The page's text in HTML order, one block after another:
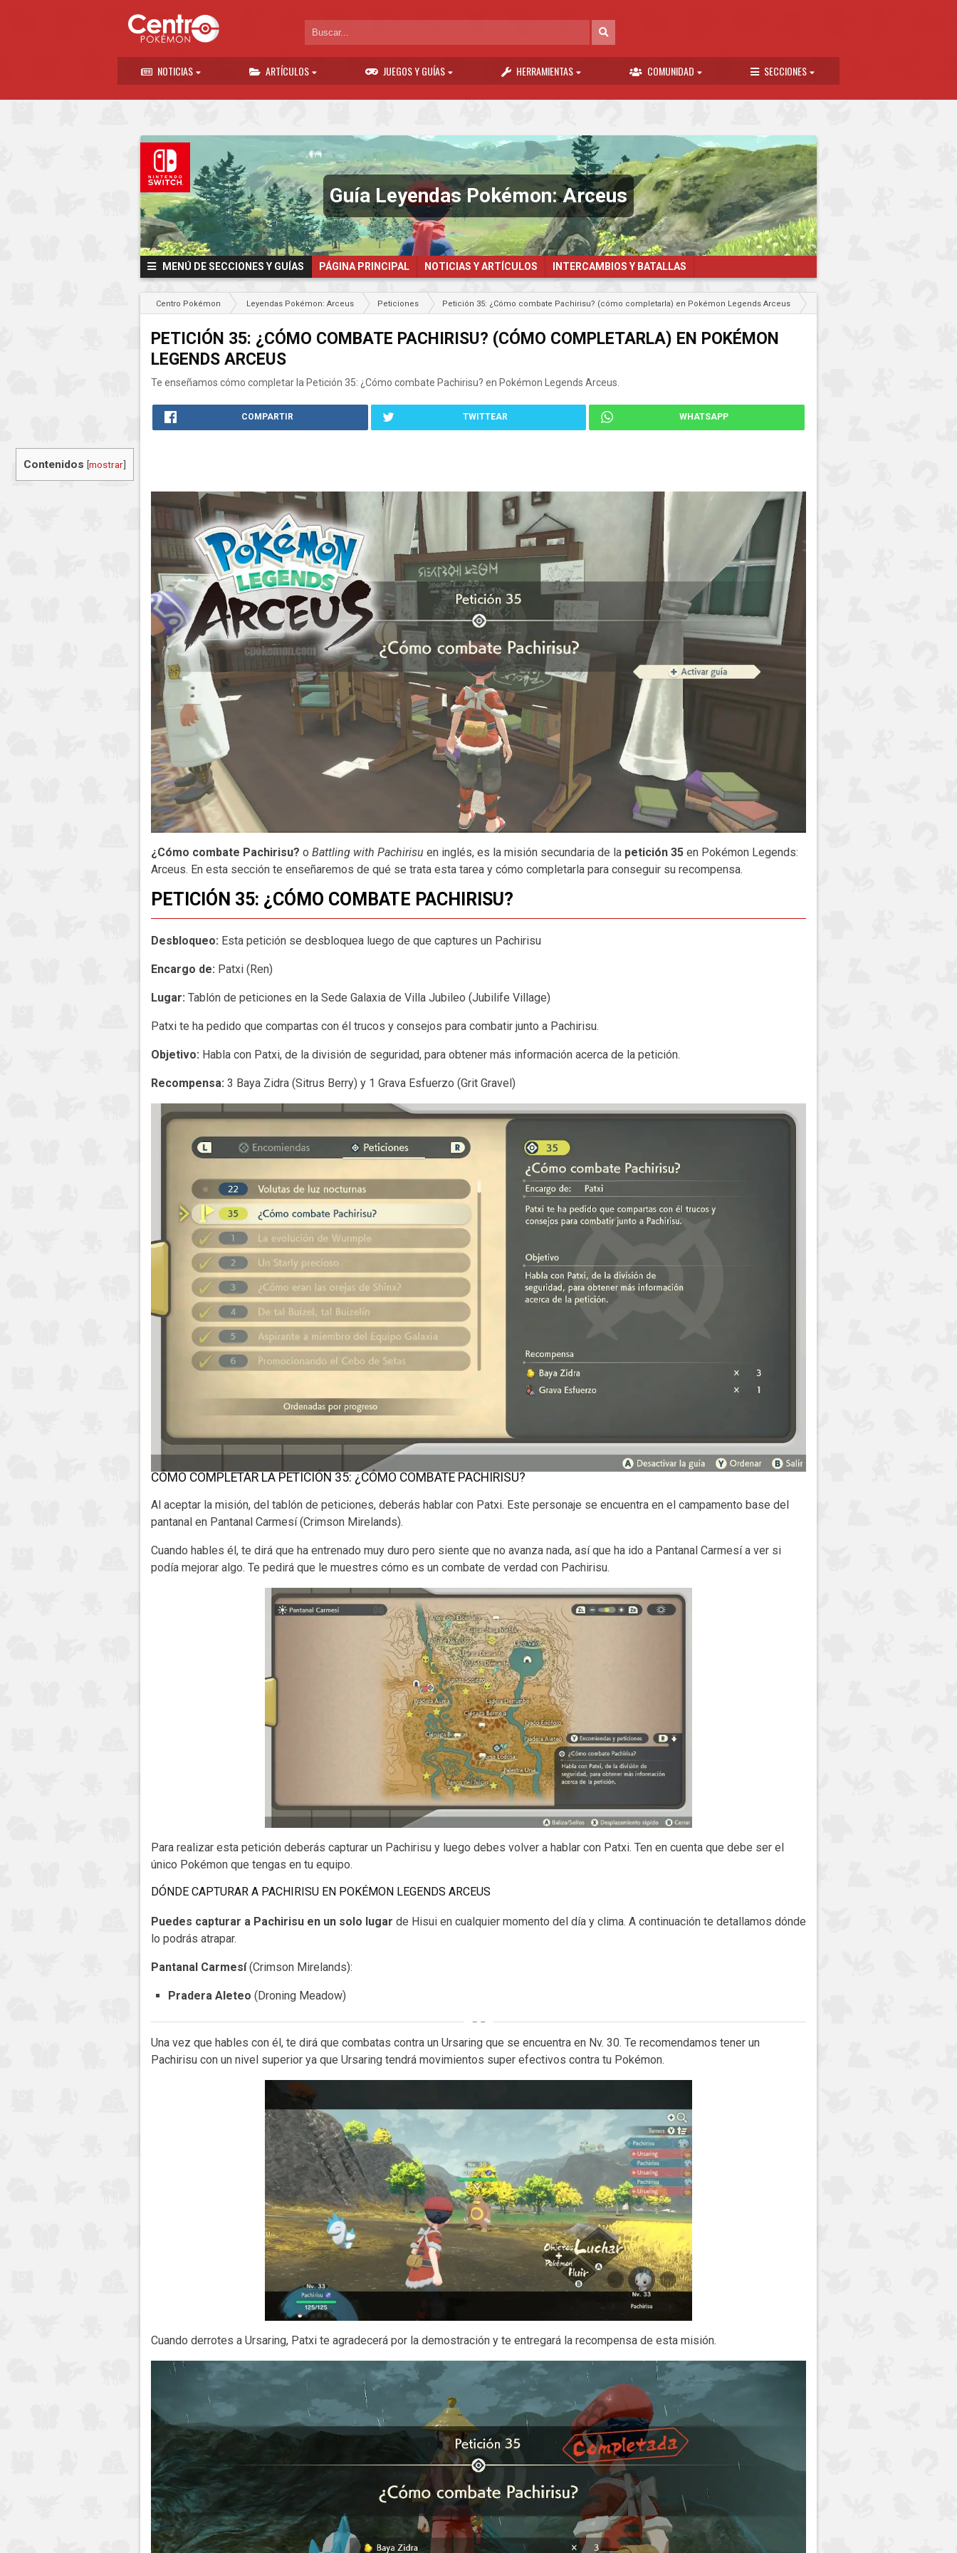
NOTICIAS ARTÍCULOS JUEGOS Y GUÍAS HERRAMIENTAS COMUNIDAD SECCIONES
Guía Leyendas Pokémon: Arceus
MENÚ DE SECCIONES Y GUÍAS PÁGINA PRINCIPAL NOTICIAS Y ARTÍCULOS INTERCAMBIOS Y BATALLAS
Centro Pokémon Leyendas Pokémon: Arceus Peticiones Petición 35: ¿Cómo combate Pachirisu? (cómo completarla) en Pokémon Legends Arceus
PETICIÓN 35: ¿CÓMO COMBATE PACHIRISU? (CÓMO COMPLETARLA) EN POKÉMON
LEGENDS ARCEUS
Te enseñamos cómo completar la Petición 35: ¿Cómo combate Pachirisu? en Pokémon Legends Arceus.
COMPARTIR TWITTEAR WHATSAPP
Contenidos [mostrar]
¿Cómo combate Pachirisu? o Battling with Pachirisu en inglés, es la misión secundaria de la petición 35 en Pokémon Legends:
Arceus. En esta sección te enseñaremos de qué se trata esta tarea y cómo completarla para conseguir su recompensa.
PETICIÓN 35: ¿CÓMO COMBATE PACHIRISU?
Desbloqueo: Esta petición se desbloquea luego de que captures un Pachirisu
Encargo de: Patxi (Ren)
Lugar: Tablón de peticiones en la Sede Galaxia de Villa Jubileo (Jubilife Village)
Patxi te ha pedido que compartas con él trucos y consejos para combatir junto a Pachirisu.
Objetivo: Habla con Patxi, de la división de seguridad, para obtener más información acerca de la petición.
Recompensa: 3 Baya Zidra (Sitrus Berry) y 1 Grava Esfuerzo (Grit Gravel)
CÓMO COMPLETAR LA PETICIÓN 35: ¿CÓMO COMBATE PACHIRISU?
Al aceptar la misión, del tablón de peticiones, deberás hablar con Patxi. Este personaje se encuentra en el campamento base del
pantanal en Pantanal Carmesí (Crimson Mirelands).
Cuando hables él, te dirá que ha entrenado muy duro pero siente que no avanza nada, así que ha ido a Pantanal Carmesí a ver si
podía mejorar algo. Te pedirá que le muestres cómo es un combate de verdad con Pachirisu.
Para realizar esta petición deberás capturar un Pachirisu y luego debes volver a hablar con Patxi. Ten en cuenta que debe ser el
único Pokémon que tengas en tu equipo.
DÓNDE CAPTURAR A PACHIRISU EN POKÉMON LEGENDS ARCEUS
Puedes capturar a Pachirisu en un solo lugar de Hisui en cualquier momento del día y clima. A continuación te detallamos dónde
lo podrás atrapar.
Pantanal Carmesí(Crimson Mirelands):
Pradera Aleteo (Droning Meadow)
Una vez que hables con él, te dirá que combatas contra un Ursaring que se encuentra en Nv. 30. Te recomendamos tener un
Pachirisu con un nivel superior ya que Ursaring tendrá movimientos super efectivos contra tu Pokémon.
Cuando derrotes a Ursaring, Patxi te agradecerá por la demostración y te entregará la recompensa de esta misión.